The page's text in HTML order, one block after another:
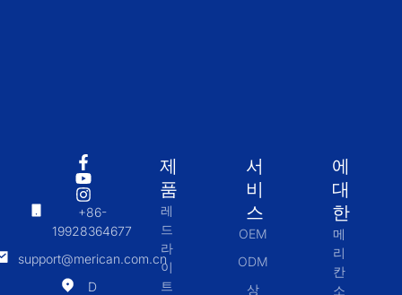
+86-
19928364677
support@merican.com.cn
D
제
품
레
드
라
이
트
서
비
스
OEM
ODM
상
에
대
한
메
리
칸
소